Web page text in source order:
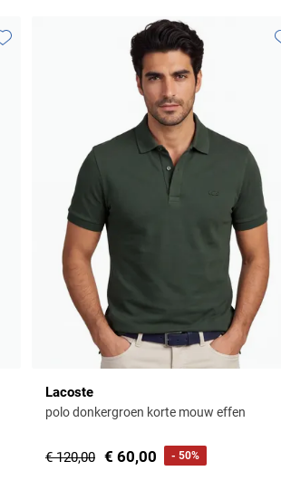
Toevoegen aan favorieten
Lacoste
polo donkergroen korte mouw effen
€ 120,00 € 60,00 - 50%